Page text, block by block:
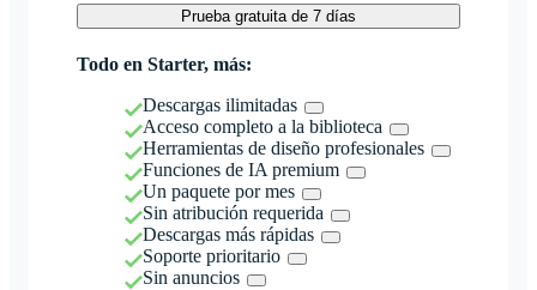
Prueba gratuita de 7 días
Todo en Starter, más:
Descargas ilimitadas
Acceso completo a la biblioteca
Herramientas de diseño profesionales
Funciones de IA premium
Un paquete por mes
Sin atribución requerida
Descargas más rápidas
Soporte prioritario
Sin anuncios